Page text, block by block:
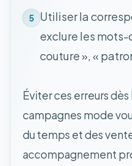
5 Utiliser la
exclure les
couture », «
Éviter ces erreurs
campagnes mode
du temps et des
accompagnement